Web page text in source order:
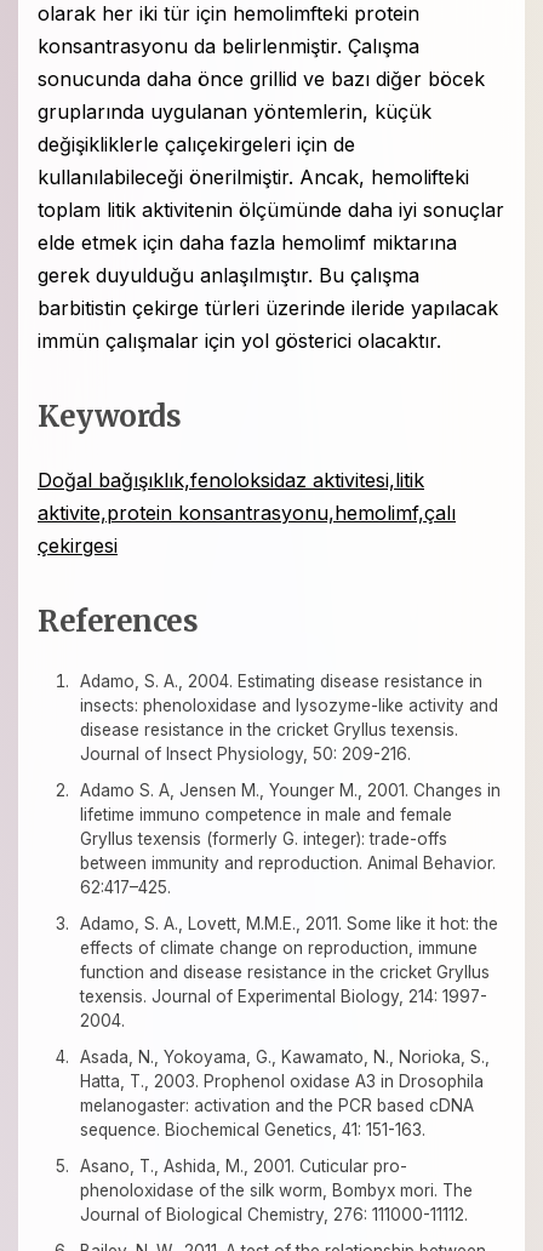
olarak her iki tür için hemolimfteki protein
konsantrasyonu da belirlenmiştir. Çalışma
sonucunda daha önce grillid ve bazı diğer böcek
gruplarında uygulanan yöntemlerin, küçük
değişikliklerle çalıçekirgeleri için de
kullanılabileceği önerilmiştir. Ancak, hemolifteki
toplam litik aktivitenin ölçümünde daha iyi sonuçlar
elde etmek için daha fazla hemolimf miktarına
gerek duyulduğu anlaşılmıştır. Bu çalışma
barbitistin çekirge türleri üzerinde ileride yapılacak
immün çalışmalar için yol gösterici olacaktır.
Keywords
Doğal bağışıklık,fenoloksidaz aktivitesi,litik
aktivite,protein konsantrasyonu,hemolimf,çalı
çekirgesi
References
Adamo, S. A., 2004. Estimating disease resistance in
insects: phenoloxidase and lysozyme-like activity and
disease resistance in the cricket Gryllus texensis.
Journal of Insect Physiology, 50: 209-216.
Adamo S. A, Jensen M., Younger M., 2001. Changes in
lifetime immuno competence in male and female
Gryllus texensis (formerly G. integer): trade-offs
between immunity and reproduction. Animal Behavior.
62:417–425.
Adamo, S. A., Lovett, M.M.E., 2011. Some like it hot: the
effects of climate change on reproduction, immune
function and disease resistance in the cricket Gryllus
texensis. Journal of Experimental Biology, 214: 1997-
2004.
Asada, N., Yokoyama, G., Kawamato, N., Norioka, S.,
Hatta, T., 2003. Prophenol oxidase A3 in Drosophila
melanogaster: activation and the PCR based cDNA
sequence. Biochemical Genetics, 41: 151-163.
Asano, T., Ashida, M., 2001. Cuticular pro-
phenoloxidase of the silk worm, Bombyx mori. The
Journal of Biological Chemistry, 276: 111000-11112.